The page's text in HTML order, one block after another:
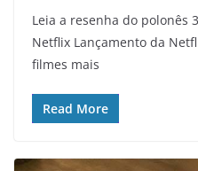
Leia a resenha do polonês
Netflix Lançamento da
filmes mais
Read More